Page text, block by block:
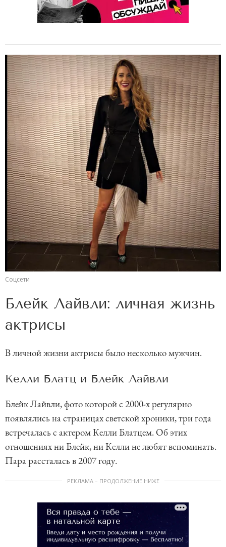
Соцсети
Блейк Лайвли: личная жизнь
актрисы
В личной жизни актрисы было несколько мужчин.
Келли Блатц и Блейк Лайвли
Блейк Лайвли, фото которой с 2000-х регулярно
появлялись на страницах светской хроники, три года
встречалась с актером Келли Блатцем. Об этих
отношениях ни Блейк, ни Келли не любят вспоминать.
Пара рассталась в 2007 году.
РЕКЛАМА – ПРОДОЛЖЕНИЕ НИЖЕ